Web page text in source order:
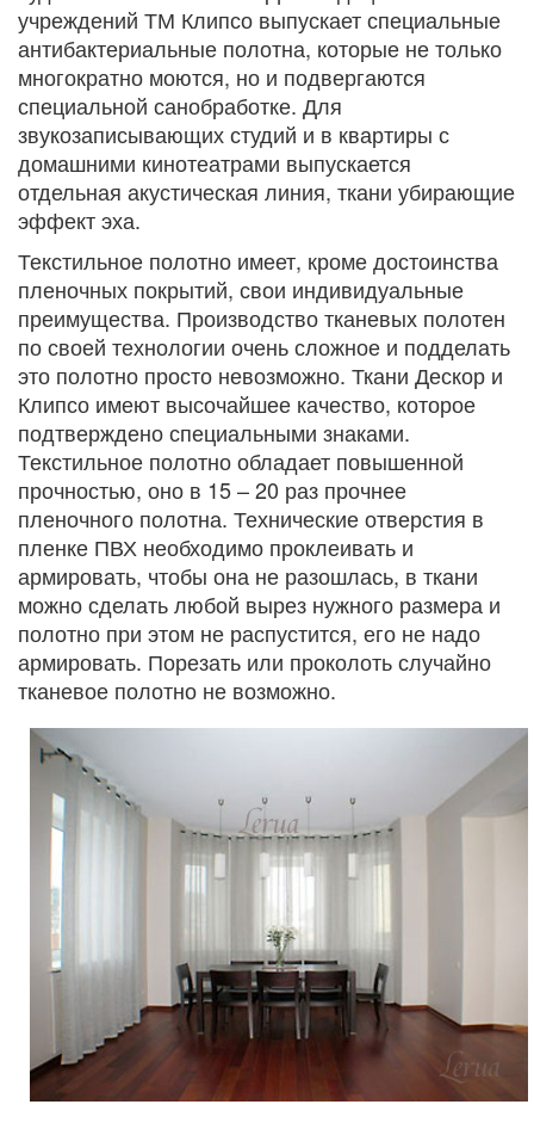
учреждений ТМ Клипсо выпускает специальные
антибактериальные полотна, которые не только
многократно моются, но и подвергаются
специальной санобработке. Для
звукозаписывающих студий и в квартиры с
домашними кинотеатрами выпускается
отдельная акустическая линия, ткани убирающие
эффект эха.
Текстильное полотно имеет, кроме достоинства
пленочных покрытий, свои индивидуальные
преимущества. Производство тканевых полотен
по своей технологии очень сложное и подделать
это полотно просто невозможно. Ткани Дескор и
Клипсо имеют высочайшее качество, которое
подтверждено специальными знаками.
Текстильное полотно обладает повышенной
прочностью, оно в 15 – 20 раз прочнее
пленочного полотна. Технические отверстия в
пленке ПВХ необходимо проклеивать и
армировать, чтобы она не разошлась, в ткани
можно сделать любой вырез нужного размера и
полотно при этом не распустится, его не надо
армировать. Порезать или проколоть случайно
тканевое полотно не возможно.